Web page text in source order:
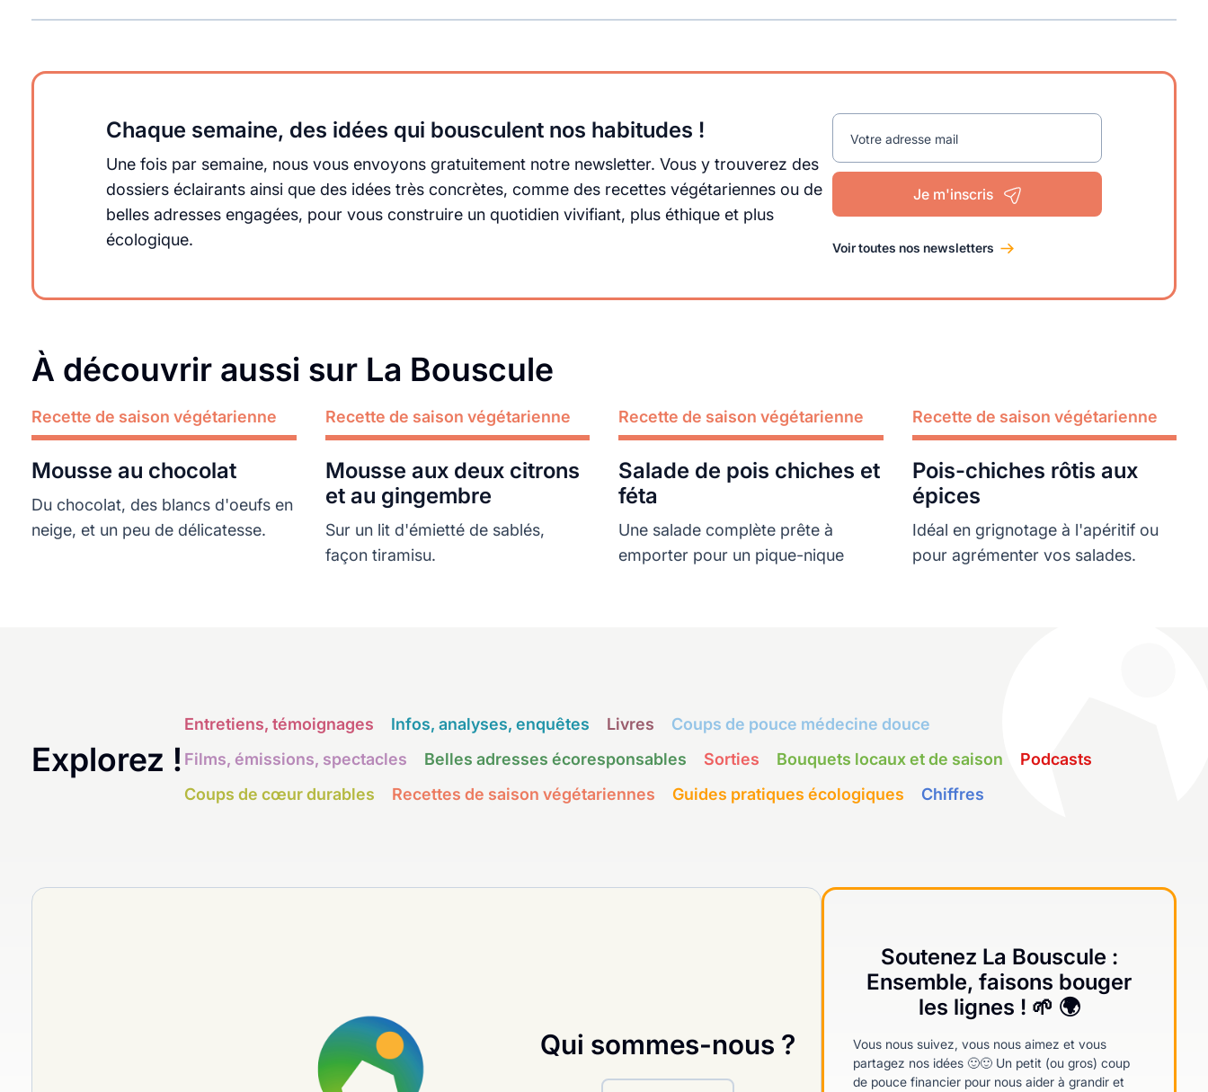
Chaque semaine, des idées qui bousculent nos habitudes !
Une fois par semaine, nous vous envoyons gratuitement notre newsletter. Vous y trouverez des
dossiers éclairants ainsi que des idées très concrètes, comme des recettes végétariennes ou de
belles adresses engagées, pour vous construire un quotidien vivifiant, plus éthique et plus
écologique.
Votre adresse mail
Je m'inscris
Voir toutes nos newsletters
À découvrir aussi sur La Bouscule
Recette de saison végétarienne
Mousse au chocolat
Du chocolat, des blancs d'oeufs en
neige, et un peu de délicatesse.
Lire plus Recette de saison végétarienne
Mousse aux deux citrons
et au gingembre
Sur un lit d'émietté de sablés,
façon tiramisu.
Lire plus Recette de saison végétarienne
Salade de pois chiches et
féta
Une salade complète prête à
emporter pour un pique-nique
Lire plus Recette de saison végétarienne
Pois-chiches rôtis aux
épices
Idéal en grignotage à l'apéritif ou
pour agrémenter vos salades.
Lire plus
Explorez !
Entretiens, témoignages Infos, analyses, enquêtes Livres
Coups de pouce médecine douce
Films, émissions, spectacles
Belles adresses écoresponsables Sorties Bouquets locaux et de saison
Podcasts
Coups de cœur durables
Recettes de saison végétariennes Guides pratiques écologiques Chiffres
Qui sommes-nous ?
Soutenez La Bouscule :
Ensemble, faisons bouger
les lignes ! 🌱 🌍
Vous nous suivez, vous nous aimez et vous
partagez nos idées 🙂🙂 Un petit (ou gros) coup
de pouce financier pour nous aider à grandir et